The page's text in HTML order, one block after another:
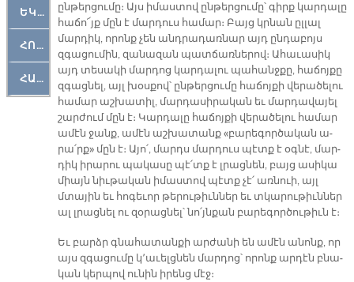
ԵԿԵՂԵՑԱԿԱՆ
ՀՈԳԵՄՏԱՒՈՐ
ՀԱՐԹԱԿ
ըն­թեր­ցու­մը։ Այս ի­մաս­տով ըն­թեր­ցու­մը՝ գիրք կար­դա­լը
հա­ճո՜յք մըն է մար­դուս հա­մար։ Բայց կրնան ըլ­լալ
մար­դիկ, ո­րոնք չեն անդ­րա­դառնար այդ ըն­դա­բոյս
զգա­ցու­մին, զա­նա­զան պատ­ճառ­նե­րով։ Ա­հա­ւա­սիկ
այդ տե­սա­կի մար­դոց կար­դա­լու պա­հանջ­քը, հա­ճոյ­քը
զգաց­նել, այլ խօս­քով՝ ըն­թեր­ցու­մը հա­ճոյ­քի վե­րա­ծե­լու
հա­մար աշ­խա­տիլ, մար­դա­սի­րա­կան եւ մար­դա­վա­յել
շար­ժում մըն է։ Կար­դա­լը հա­ճոյ­քի վե­րա­ծե­լու հա­մար
ա­մէն ջանք, ա­մէն աշ­խա­տանք «բա­րե­գոր­ծա­կան ա­
րա՛րք» մըն է։ Ա­յո՛, մարդս մար­դուս պէտք է օգ­նէ, մար­
դիկ ի­րա­րու պա­կա­սը պէ՛տք է լրաց­նեն, բայց ա­սի­կա
միայն նիւ­թա­կան ի­մաս­տով պէտք չէ՛ առ­նուի, այլ
մտա­յին եւ հո­գե­ւոր թե­րու­թիւն­ներ եւ տկա­րու­թիւն­ներ
ալ լրաց­նել ու զօ­րաց­նել՝ նո՛յն­քան բա­րե­գոր­ծու­թիւն է։
Եւ բարձր գնա­հա­տան­քի ար­ժա­նի են ա­մէն ա­նոնք, որ
այս զգա­ցու­մը կ՚ա­ւելց­նեն մար­դոց՝ ո­րոնք ար­դէն բնա­
կան կեր­պով ու­նին ի­րենց մէջ։